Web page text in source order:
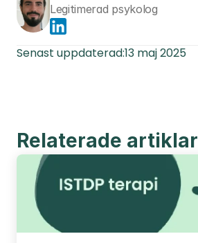
Legitimerad psykolog
Senast uppdaterad:13 maj 2025
Relaterade artiklar